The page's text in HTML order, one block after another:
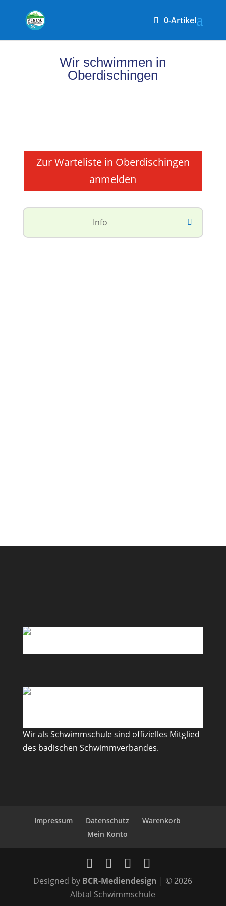
0-Artikel
Wir schwimmen in
Oberdischingen
Zur Warteliste in Oberdischingen
anmelden
Info
Wir als Schwimmschule sind offizielles Mitglied
des badischen Schwimmverbandes.
Impressum Datenschutz
Warenkorb
Mein Konto
Designed by BCR-Mediendesign | © 2026
Albtal Schwimmschule